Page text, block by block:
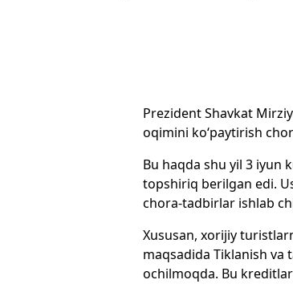
Prezident Shavkat
oqimini ko‘paytirish
Bu haqda shu yil 3 iyun
topshiriq berilgan edi.
chora-tadbirlar ishlab
Xususan, xorijiy
maqsadida Tiklanish va
ochilmoqda. Bu